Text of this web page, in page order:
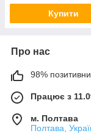
Купити
Про нас
98%
Працює з
м. Полтава
Полтава,